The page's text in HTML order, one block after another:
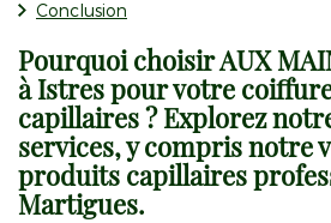
Conclusion
Pourquoi choisir AUX
à Istres pour votre
capillaires ? Explorez
services, y compris notre
produits capillaires
Martigues.